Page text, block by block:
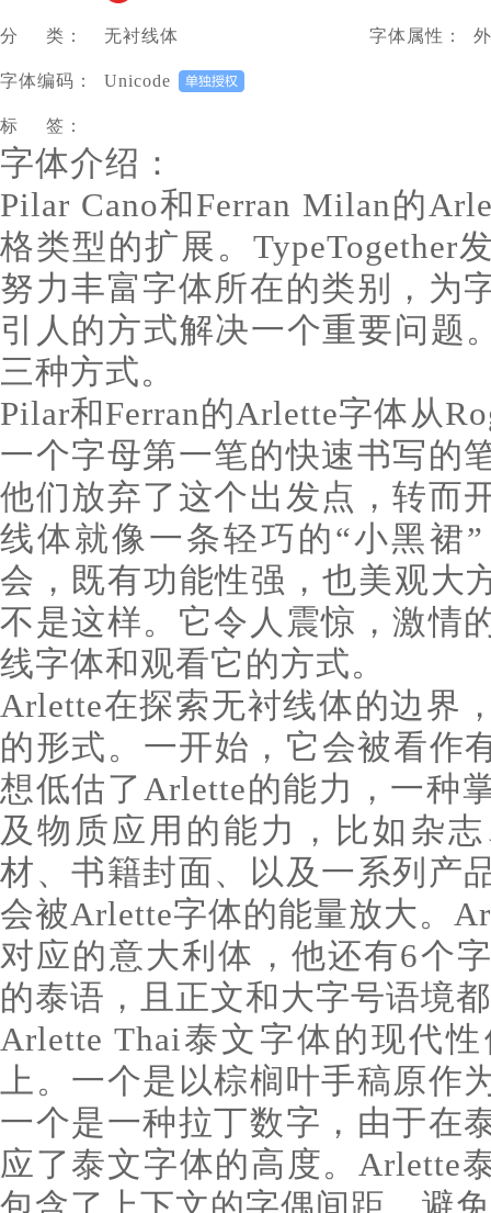
分 类： 无衬线体 字体属性：
字体编码： Unicode
标 签：
字体介绍：
Pilar Cano和Ferran Milan的
格类型的扩展。TypeTogether
努力丰富字体所在的类别，为
引人的方式解决一个重要问题
三种方式。
Pilar和Ferran的Arlette字体从
一个字母第一笔的快速书写的
他们放弃了这个出发点，转而
线体就像一条轻巧的“小黑裙
会，既有功能性强，也美观大
不是这样。它令人震惊，激情
线字体和观看它的方式。
Arlette在探索无衬线体的边界
的形式。一开始，它会被看作
想低估了Arlette的能力，一种
及物质应用的能力，比如杂
材、书籍封面、以及一系列产
会被Arlette字体的能量放大。
对应的意大利体，他还有6个
的泰语，且正文和大字号语境
Arlette Thai泰文字体的现代
上。一个是以棕榈叶手稿原作
一个是一种拉丁数字，由于在
应了泰文字体的高度。Arlette